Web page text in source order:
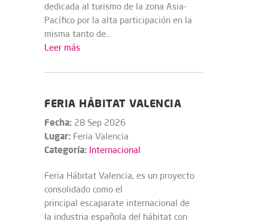
dedicada al turismo de la zona Asia-
Pacífico por la alta participación en la
misma tanto de...
Leer más
FERIA HÁBITAT VALENCIA
Fecha: 28 Sep 2026
Lugar: Feria Valencia
Categoría: Internacional
Feria Hábitat Valencia, es un proyecto
consolidado como el
principal escaparate internacional de
la industria española del hábitat con